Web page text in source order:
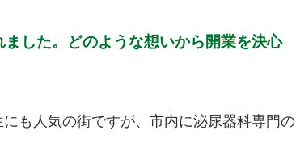
した。どのような想いから開業を決心
も人気の街ですが、市内に泌尿器科専門の